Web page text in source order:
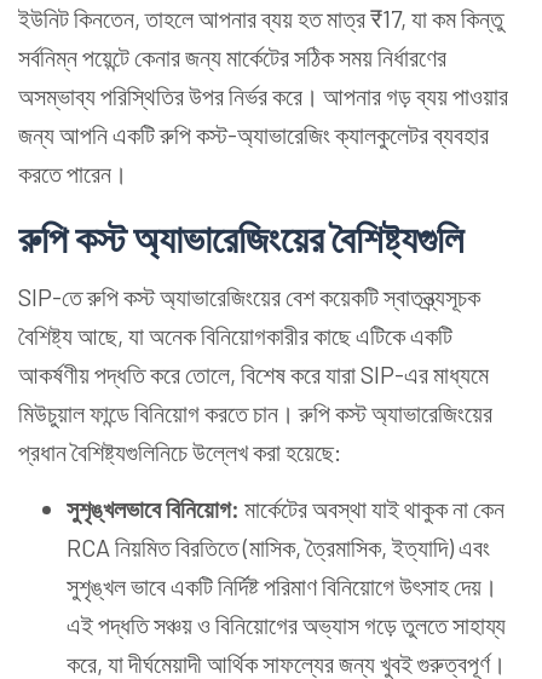
ইউনিট কিনতেন, তাহলে আপনার ব্যয় হত মাত্র ₹17, যা কম কিন্তু
সর্বনিম্ন পয়েন্টে কেনার জন্য মার্কেটের সঠিক সময় নির্ধারণের
অসম্ভাব্য পরিস্থিতির উপর নির্ভর করে। আপনার গড় ব্যয় পাওয়ার
জন্য আপনি একটি রুপি কস্ট-অ্যাভারেজিং ক্যালকুলেটর ব্যবহার
করতে পারেন।
রুপি কস্ট অ্যাভারেজিংয়েরবৈশিষ্ট্যগুলি
SIP-তে রুপি কস্ট অ্যাভারেজিংয়ের বেশ কয়েকটি স্বাতন্ত্র্যসূচক
বৈশিষ্ট্য আছে, যা অনেক বিনিয়োগকারীর কাছে এটিকে একটি
আকর্ষণীয় পদ্ধতি করে তোলে, বিশেষ করে যারা SIP-এর মাধ্যমে
মিউচুয়াল ফান্ডে বিনিয়োগ করতে চান। রুপি কস্ট অ্যাভারেজিংয়ের
প্রধান বৈশিষ্ট্যগুলিনিচে উল্লেখ করা হয়েছে:
সুশৃঙ্খলভাবেবিনিয়োগ: মার্কেটের অবস্থা যাই থাকুক না কেন
RCA নিয়মিত বিরতিতে (মাসিক, ত্রৈমাসিক, ইত্যাদি) এবং
সুশৃঙ্খল ভাবে একটি নির্দিষ্ট পরিমাণ বিনিয়োগে উৎসাহ দেয়।
এই পদ্ধতি সঞ্চয় ও বিনিয়োগের অভ্যাস গড়ে তুলতে সাহায্য
করে, যা দীর্ঘমেয়াদী আর্থিক সাফল্যের জন্য খুবই গুরুত্বপূর্ণ।